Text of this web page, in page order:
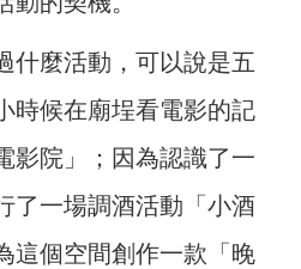
什麼活動，可以說是五
時候在廟埕看電影的記
影院」；因為認識了一
了一場調酒活動「小酒
這個空間創作一款「晚